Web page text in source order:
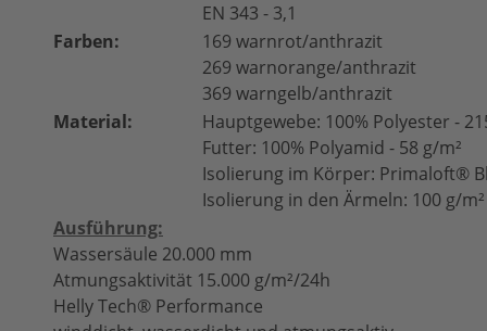
EN 343 - 3,1
Farben:
169 warnrot/anthrazit
269 warnorange/anthrazit
369 warngelb/anthrazit
Material:
Hauptgewebe: 100% Polyester -
Futter: 100% Polyamid - 58 g/m²
Isolierung im Körper: Primaloft®
Isolierung in den Ärmeln: 100 g/m²
Ausführung:
Wassersäule 20.000 mm
Atmungsaktivität 15.000 g/m²/24h
Helly Tech® Performance